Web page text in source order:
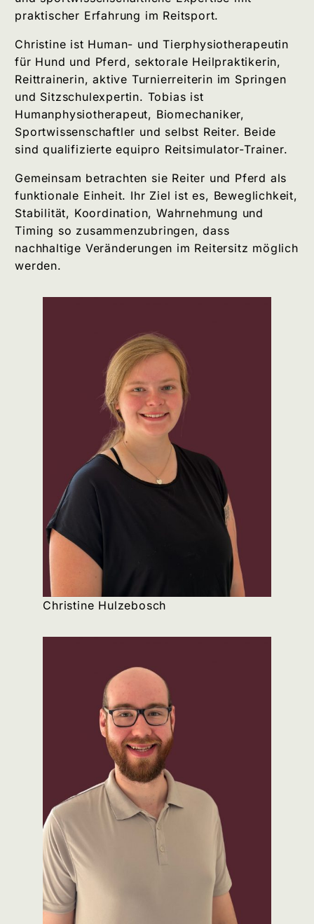
praktischer Erfahrung im Reitsport.
Christine ist Human- und Tierphysiotherapeutin
für Hund und Pferd, sektorale Heilpraktikerin,
Reittrainerin, aktive Turnierreiterin im Springen
und Sitzschulexpertin. Tobias ist
Humanphysiotherapeut, Biomechaniker,
Sportwissenschaftler und selbst Reiter. Beide
sind qualifizierte equipro Reitsimulator-Trainer.
Gemeinsam betrachten sie Reiter und Pferd als
funktionale Einheit. Ihr Ziel ist es, Beweglichkeit,
Stabilität, Koordination, Wahrnehmung und
Timing so zusammenzubringen, dass
nachhaltige Veränderungen im Reitersitz möglich
werden.
Christine Hulzebosch